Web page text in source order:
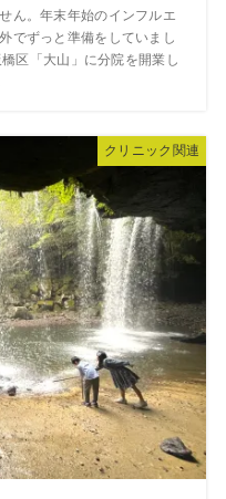
ん。年末年始のインフルエ
でずっと準備をしていまし
区「大山」に分院を開業し
クリニック関連